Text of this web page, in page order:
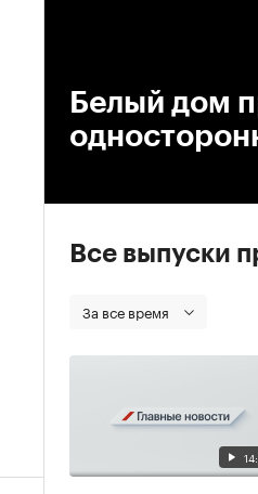
Белый дом
Все выпуски
За все время